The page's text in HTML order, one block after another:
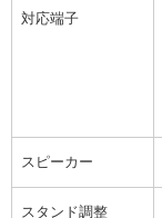
対応端子
スピーカー
スタンド調整